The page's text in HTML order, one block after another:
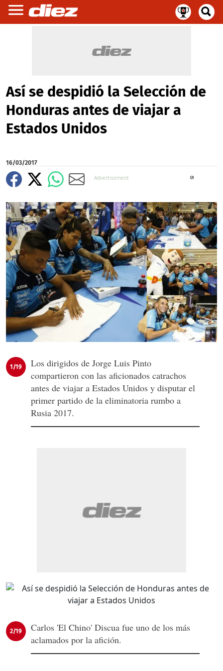
Así se despidió la Selección de
Honduras antes de viajar a
Estados Unidos
16/03/2017
1/19
Los dirigidos de Jorge Luis Pinto
compartieron con las aficionados catrachos
antes de viajar a Estados Unidos y disputar el
primer partido de la eliminatoria rumbo a
Rusia 2017.
2/19
Carlos 'El Chino' Discua fue uno de los más
aclamados por la afición.
X